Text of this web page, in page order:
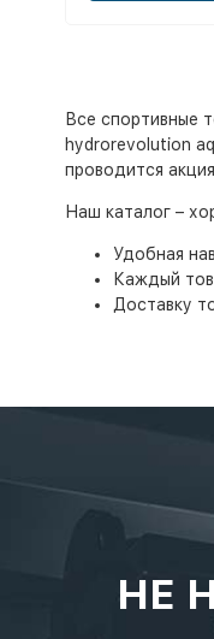
Все спортивные
hydrorevolution
проводится
Наш каталог –
Удобная
Каждый
Доставку
НЕ